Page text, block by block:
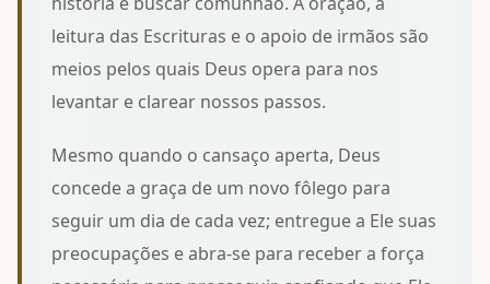
leitura das Escrituras e o apoio de irmãos são
meios pelos quais Deus opera para nos
levantar e clarear nossos passos.
Mesmo quando o cansaço aperta, Deus
concede a graça de um novo fôlego para
seguir um dia de cada vez; entregue a Ele suas
preocupações e abra-se para receber a força